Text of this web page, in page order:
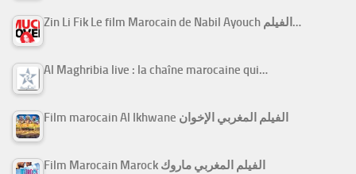
Zin Li Fik Le film Marocain de Nabil Ayouch الفيلم…
Al Maghribia live : la chaîne marocaine qui…
Film marocain Al Ikhwane الفيلم المغربي الإخوان
Film Marocain Marock الفيلم المغربي ماروك